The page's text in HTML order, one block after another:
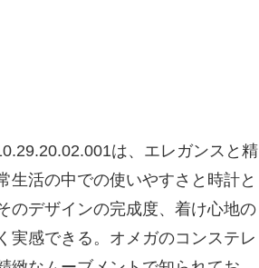
は、エレガンスと精
生活の中での使いやすさと時計と
のデザインの完成度、着け心地の
実感できる。オメガのコンステレ